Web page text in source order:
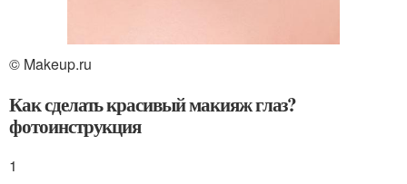
© Makeup.ru
Как сделать красивый макияж глаз?
фотоинструкция
1